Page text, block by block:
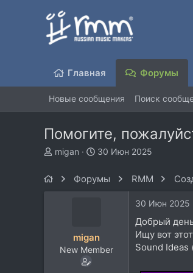
Главная Форумы
Новые сообщения Поиск
Помогите,
А
migan
Д
а
л
а
30 Июн 2025
Форумы RMM
migan
New Member
30 Июн 2025
Добрый
Ищу вот
Sound Ideas